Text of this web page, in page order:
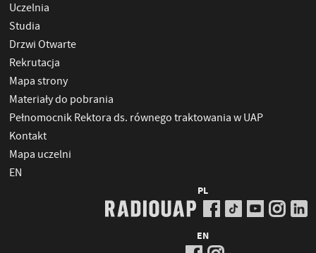
Uczelnia
Studia
Drzwi Otwarte
Rekrutacja
Mapa strony
Materiały do pobrania
Pełnomocnik Rektora ds. równego traktowania w UAP
Kontakt
Mapa uczelni
EN
PL
EN